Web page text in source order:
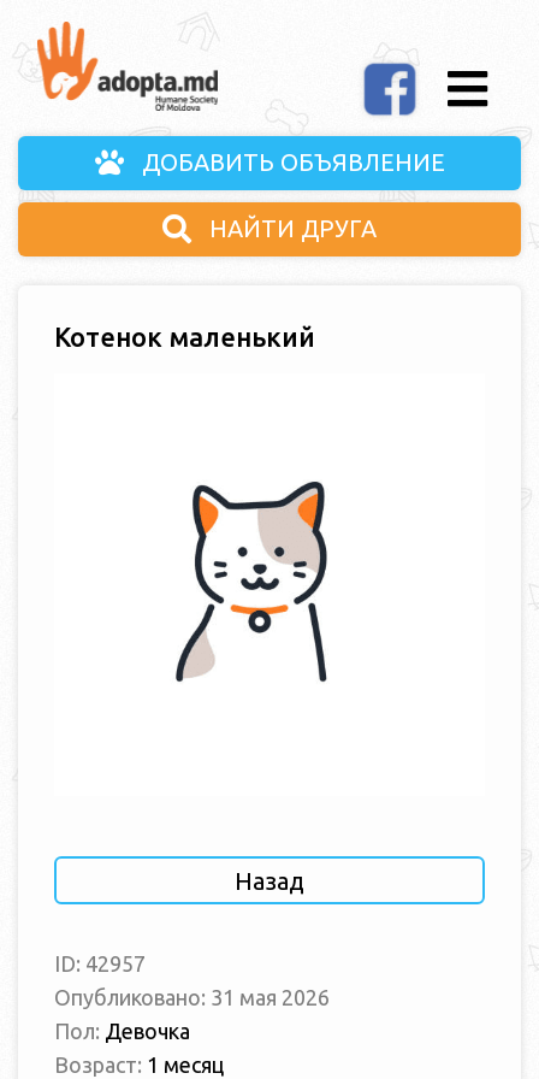
ДОБАВИТЬ ОБЪЯВЛЕНИЕ
НАЙТИ ДРУГА
Котенок маленький
Назад
ID: 42957
Опубликовано: 31 мая 2026
Пол: Девочка
Возраст: 1 месяц